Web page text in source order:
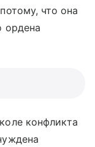
что она
ордена
конфликта